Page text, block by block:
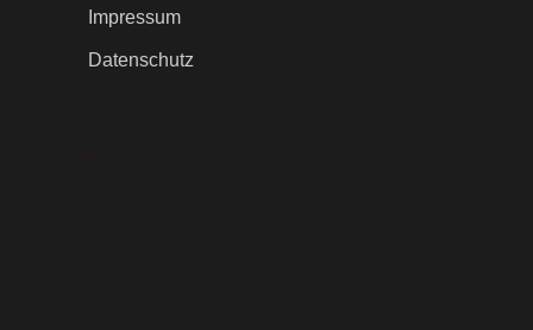
Impressum
Datenschutz
.